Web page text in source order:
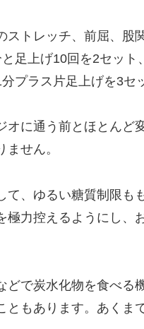
ストレッチ、前屈、股
足上げ10回を2セット
プラス片足上げを3セ
オに通う前とほとん
せん。
て、ゆるい糖質制限も
極力控えるようにし、
どで炭水化物を食べる
ともあります。あくま